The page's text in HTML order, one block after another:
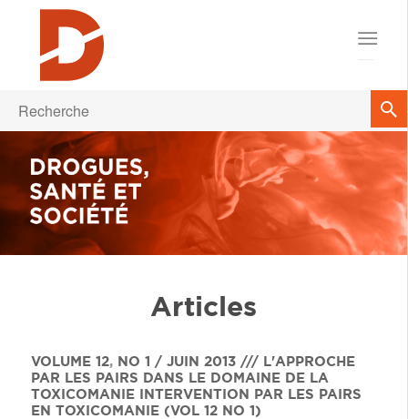
Articles
VOLUME 12, NO 1 / JUIN 2013 /// L'APPROCHE
PAR LES PAIRS DANS LE DOMAINE DE LA
TOXICOMANIE INTERVENTION PAR LES PAIRS
EN TOXICOMANIE (VOL 12 NO 1)